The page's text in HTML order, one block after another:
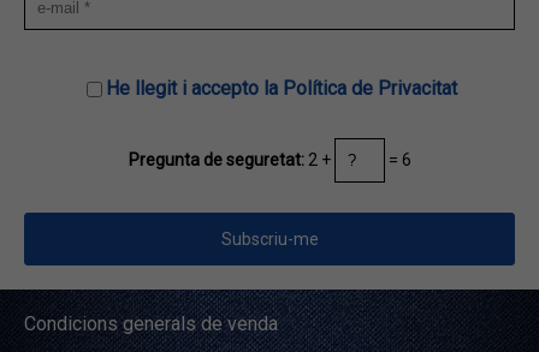
He llegit i accepto la Política de Privacitat
Pregunta de seguretat: 2 + = 6
Condicions generals de venda